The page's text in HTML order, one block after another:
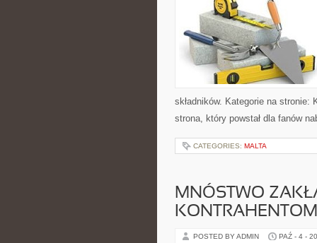
składników. Kategorie na
strona, który powstał dla fanów
CATEGORIES: MALTA
MNÓSTWO
POSTED BY ADMIN PAŹ - 4 -